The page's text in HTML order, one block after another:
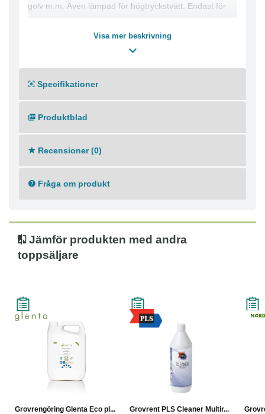
golv m.m. Även lämpad för högtryckstvätt. Endast för
- För grundlig borttagning av bland annat klister, olja,
fett, sot, nikotin, tusch, bläck m.m
- Finns både med och utan parfym
- Producerat i en svensk ISO 9001 och ISO 14001
certifierad fabrik
Visa mer beskrivning
Specifikationer
Produktblad
Recensioner (0)
Fråga om produkt
Jämför produkten med andra
toppsäljare
Grovrengöring Glenta Eco pl... Grovrent PLS Cleaner Multir...